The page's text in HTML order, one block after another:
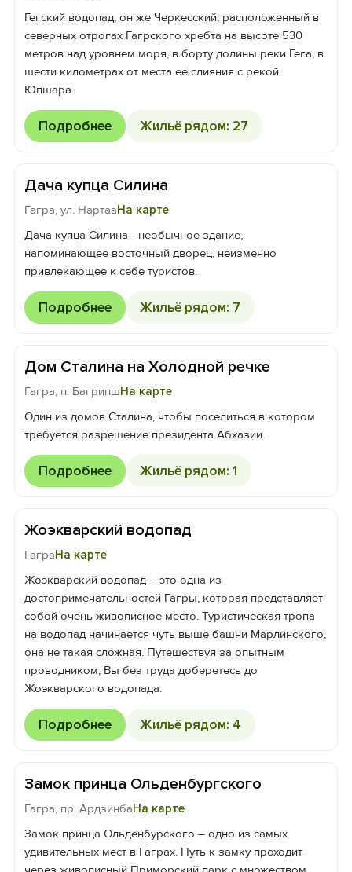
Гегский водопад, он же Черкесский, расположенный в
северных отрогах Гагрского хребта на высоте 530
метров над уровнем моря, в борту долины реки Гега, в
шести километрах от места её слияния с рекой
Юпшара.
Подробнее Жильё рядом: 27
Дача купца Силина
Гагра, ул. НартааНа карте
Дача купца Силина - необычное здание,
напоминающее восточный дворец, неизменно
привлекающее к себе туристов.
Подробнее Жильё рядом: 7
Дом Сталина на Холодной речке
Гагра, п. БагрипшНа карте
Один из домов Сталина, чтобы поселиться в котором
требуется разрешение президента Абхазии.
Подробнее Жильё рядом: 1
Жоэкварский водопад
ГаграНа карте
Жоэкварский водопад – это одна из
достопримечательностей Гагры, которая представляет
собой очень живописное место. Туристическая тропа
на водопад начинается чуть выше башни Марлинского,
она не такая сложная. Путешествуя за опытным
проводником, Вы без труда доберетесь до
Жоэкварского водопада.
Подробнее Жильё рядом: 4
Замок принца Ольденбургского
Гагра, пр. АрдзинбаНа карте
Замок принца Ольденбурского – одно из самых
удивительных мест в Гаграх. Путь к замку проходит